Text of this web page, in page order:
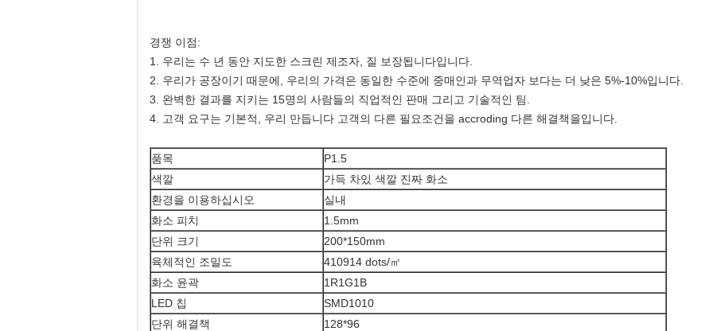
경쟁 이점:
1. 우리는 수 년 동안 지도한 스크린 제조자, 질 보장됩니다입니다.
2. 우리가 공장이기 때문에, 우리의 가격은 동일한 수준에 중매인과 무역업자 보다는 더 낮은 5%-10%입니다.
3. 완벽한 결과를 지키는 15명의 사람들의 직업적인 판매 그리고 기술적인 팀.
4. 고객 요구는 기본적, 우리 만듭니다 고객의 다른 필요조건을 accroding 다른 해결책을입니다.
품목
P1.5
색깔
가득 차있 색깔 진짜 화소
환경을 이용하십시오
실내
화소 피치
1.5mm
단위 크기
200*150mm
육체적인 조밀도
410914 dots/㎡
화소 윤곽
1R1G1B
LED 칩
SMD1010
단위 해결책
128*96